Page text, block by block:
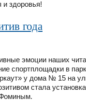
и здоровья!
года
эмоции наших
спортплощадки в
у дома № 15 на
стала